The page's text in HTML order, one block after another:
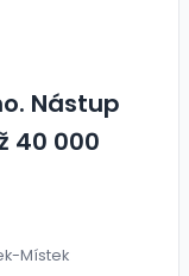
Nástup
40 000
Místek